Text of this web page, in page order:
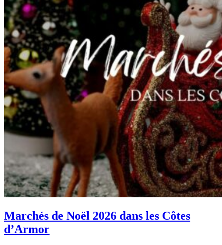
Marchés de Noël 2026 dans les Côtes
d’Armor